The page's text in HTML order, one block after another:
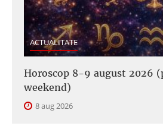
ACTUALITATE
Horoscop 8-9 august 2026
weekend)
8 aug 2026